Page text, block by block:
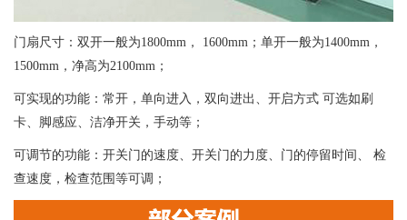
门扇尺寸：双开一般为1800mm， 1600mm；单开一般为1400mm，
1500mm，净高为2100mm；
可实现的功能：常开，单向进入，双向进出、开启方式 可选如刷
卡、脚感应、洁净开关，手动等；
可调节的功能：开关门的速度、开关门的力度、门的停留时间、 检
查速度，检查范围等可调；